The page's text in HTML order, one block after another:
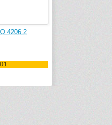
Писсуар Villeroy & Boch